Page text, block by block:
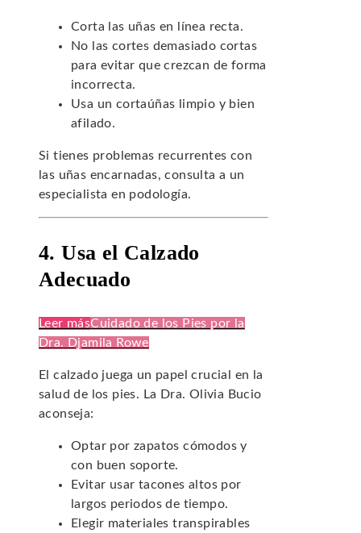
Corta las uñas en línea recta.
No las cortes demasiado cortas
para evitar que crezcan de forma
incorrecta.
Usa un cortaúñas limpio y bien
afilado.
Si tienes problemas recurrentes con
las uñas encarnadas, consulta a un
especialista en podología.
4. Usa el Calzado
Adecuado
Leer másCuidado de los Pies por la
Dra. Djamila Rowe
El calzado juega un papel crucial en la
salud de los pies. La Dra. Olivia Bucio
aconseja:
Optar por zapatos cómodos y
con buen soporte.
Evitar usar tacones altos por
largos periodos de tiempo.
Elegir materiales transpirables